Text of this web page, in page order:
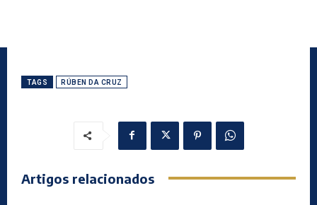
TAGS RÚBEN DA CRUZ
Artigos relacionados